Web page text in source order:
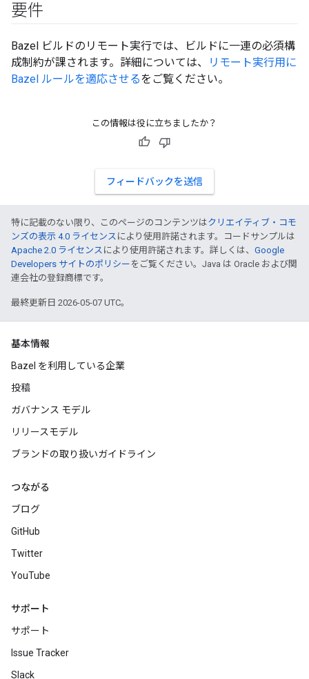
要件
Bazel ビルドのリモート実行では、ビルドに一連の必須構
成制約が課されます。詳細については、
リモート実行用に
Bazel ルールを適応させるをご覧ください。
この情報は役に立ちましたか？
フィードバックを送信
特に記載のない限り、このページのコンテンツはクリエイティブ・コモ
ンズの表示 4.0 ライセンス により使用許諾されます。コードサンプルは
Apache 2.0 ライセンス により使用許諾されます。詳しくは、 Google
Developers サイトのポリシー をご覧ください。Java は Oracle および関
連会社の登録商標です。
最終更新日 2026-05-07 UTC。
基本情報
Bazel を利用している企業
投稿
ガバナンス モデル
リリースモデル
ブランドの取り扱いガイドライン
つながる
ブログ
GitHub
Twitter
YouTube
サポート
サポート
Issue Tracker
Slack